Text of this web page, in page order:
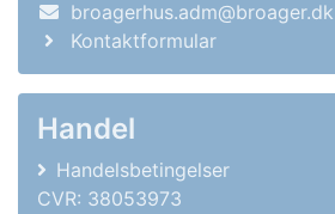
broagerhus.adm@broager.dk
Kontaktformular
Handel
Handelsbetingelser
CVR: 38053973